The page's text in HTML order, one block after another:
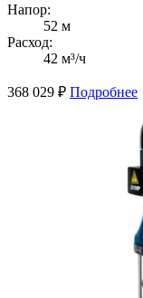
Напор:
52 м
Расход:
42 м³/ч
368 029 ₽ Подробнее